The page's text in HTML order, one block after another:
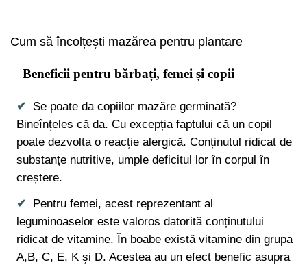
Cum să încolțești mazărea pentru plantare
Beneficii pentru bărbați, femei și copii
Se poate da copiilor mazăre germinată?
Bineînțeles că da. Cu excepția faptului că un copil
poate dezvolta o reacție alergică. Conținutul ridicat de
substanțe nutritive, umple deficitul lor în corpul în
creștere.
Pentru femei, acest reprezentant al
leguminoaselor este valoros datorită conținutului
ridicat de vitamine. În boabe există vitamine din grupa
A,B, C, E, K și D. Acestea au un efect benefic asupra